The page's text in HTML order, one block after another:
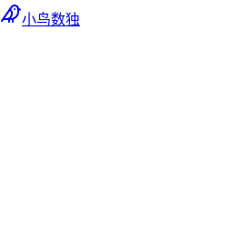
小鸟数独